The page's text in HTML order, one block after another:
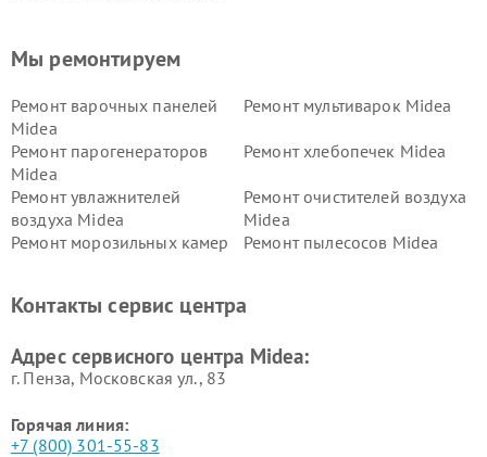
Мы ремонтируем
Ремонт варочных панелей
Midea
Ремонт мультиварок Midea
Ремонт парогенераторов
Midea
Ремонт хлебопечек Midea
Ремонт увлажнителей
воздуха Midea
Ремонт очистителей воздуха
Midea
Ремонт морозильных камер
Ремонт пылесосов Midea
пылесосов Midea
Midea
Контакты сервис центра
Адрес сервисного центра Midea:
г. Пенза, Московская ул., 83
Горячая линия:
+7 (800) 301-55-83